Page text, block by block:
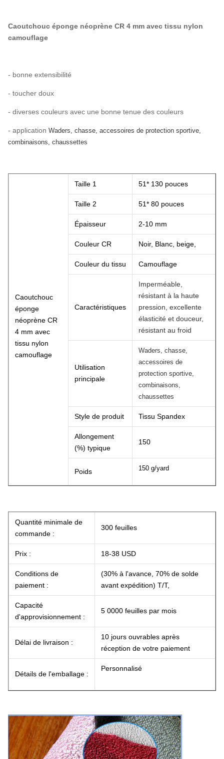
Caoutchouc éponge néoprène CR 4 mm avec tissu nylon
camouflage
- bonne extensibilité
- toucher doux
- diverses couleurs avec une bonne tenue des couleurs
- application Waders, chasse, accessoires de protection sportive,
combinaisons, chaussettes
Caoutchouc
éponge
néoprène CR
4 mm avec
tissu nylon
camouflage
Taille 1 51* 130 pouces
Taille 2 51* 80 pouces
Épaisseur 2-10 mm
Couleur CR Noir, Blanc, beige,
Couleur du tissu Camouflage
Caractéristiques
Imperméable,
résistant à la haute
pression, excellente
élasticité et douceur,
résistant au froid
Utilisation
principale
Waders, chasse,
accessoires de
protection sportive,
combinaisons,
chaussettes
Style de produit Tissu Spandex
Allongement
(%) typique
150
Poids 150 g/yard
Quantité minimale de
commande :
300 feuilles
Prix : 18-38 USD
Conditions de
paiement :
(30% à l'avance, 70% de solde
avant expédition) T/T,
Capacité
d'approvisionnement :
5 0000 feuilles par mois
Délai de livraison :
10 jours ouvrables après
réception de votre paiement
Détails de l'emballage :
Personnalisé